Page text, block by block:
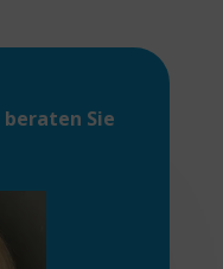
beraten Sie